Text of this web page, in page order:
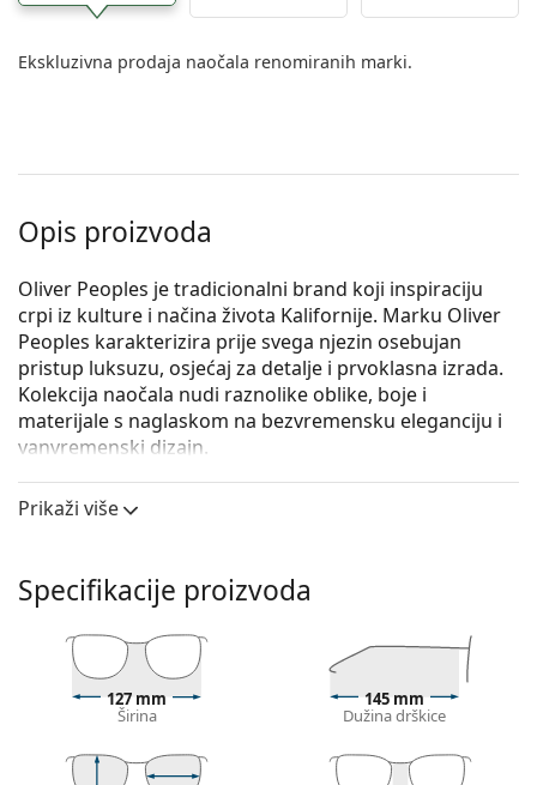
Ekskluzivna prodaja naočala renomiranih marki.
Opis proizvoda
Oliver Peoples je tradicionalni brand koji inspiraciju
crpi iz kulture i načina života Kalifornije. Marku Oliver
Peoples karakterizira prije svega njezin osebujan
pristup luksuzu, osjećaj za detalje i prvoklasna izrada.
Kolekcija naočala nudi raznolike oblike, boje i
materijale s naglaskom na bezvremensku eleganciju i
vanvremenski dizajn.
Oliver Peoples O´Malley 0OV5183 1011 47su muške
naočale s dioptrijom.
pogledajte kako izgledate s naočalama.
Smeđa boja okvira savršeno pristaje uz tople
nijanse puti i sa svijetlosmeđom, crnom ili
tamnoplavom kosom.
ili ovalni oblik lica.
Prikaži više
Specifikacije proizvoda
127 mm
Širina
145 mm
Dužina drškice